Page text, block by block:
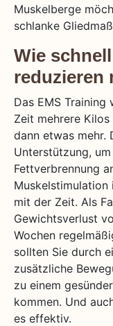
Muskelberge
schlanke
Wie
reduzieren
Das EMS
Zeit mehrere
dann etwas mehr.
Unterstützung,
Fettverbrennung
mit der Zeit. Als
Gewichtsverlust
Wochen
sollten Sie durch
zusätzliche
zu einem
kommen. Und
es effektiv.